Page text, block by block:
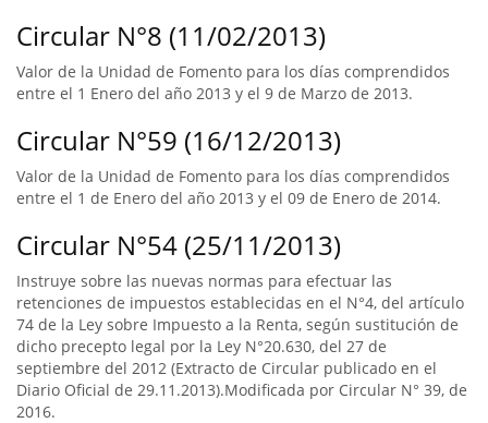
Circular N°8 (11/02/2013)
Valor de la Unidad de Fomento para los días comprendidos
entre el 1 Enero del año 2013 y el 9 de Marzo de 2013.
Circular N°59 (16/12/2013)
Valor de la Unidad de Fomento para los días comprendidos
entre el 1 de Enero del año 2013 y el 09 de Enero de 2014.
Circular N°54 (25/11/2013)
Instruye sobre las nuevas normas para efectuar las
retenciones de impuestos establecidas en el N°4, del artículo
74 de la Ley sobre Impuesto a la Renta, según sustitución de
dicho precepto legal por la Ley N°20.630, del 27 de
septiembre del 2012 (Extracto de Circular publicado en el
Diario Oficial de 29.11.2013).Modificada por Circular N° 39, de
2016.